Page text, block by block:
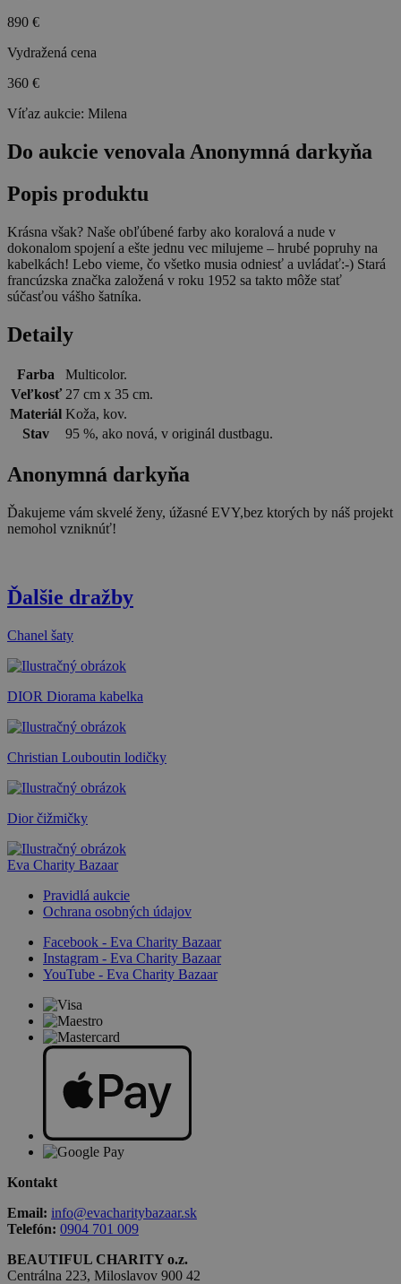
890 €
Vydražená cena
360 €
Víťaz aukcie: Milena
Do aukcie venovala Anonymná darkyňa
Popis produktu
Krásna však? Naše obľúbené farby ako koralová a nude v
dokonalom spojení a ešte jednu vec milujeme – hrubé popruhy na
kabelkách! Lebo vieme, čo všetko musia odniesť a uvládať:-) Stará
francúzska značka založená v roku 1952 sa takto môže stať
súčasťou vášho šatníka.
Detaily
Farba
Multicolor.
Veľkosť 27 cm x 35 cm.
Materiál Koža, kov.
Stav
95 %, ako nová, v originál dustbagu.
Anonymná darkyňa
Ďakujeme vám skvelé ženy, úžasné EVY,bez ktorých by náš projekt
nemohol vzniknúť!
Ďalšie dražby
Chanel šaty
DIOR Diorama kabelka
Christian Louboutin lodičky
Dior čižmičky
Eva Charity Bazaar
Pravidlá aukcie
Ochrana osobných údajov
Facebook - Eva Charity Bazaar
Instagram - Eva Charity Bazaar
YouTube - Eva Charity Bazaar
Kontakt
Email: info@evacharitybazaar.sk
Telefón: 0904 701 009
BEAUTIFUL CHARITY o.z.
Centrálna 223, Miloslavov 900 42